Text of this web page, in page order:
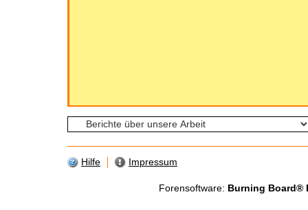
Hilfe Impressum
Forensoftware: Burning Board®